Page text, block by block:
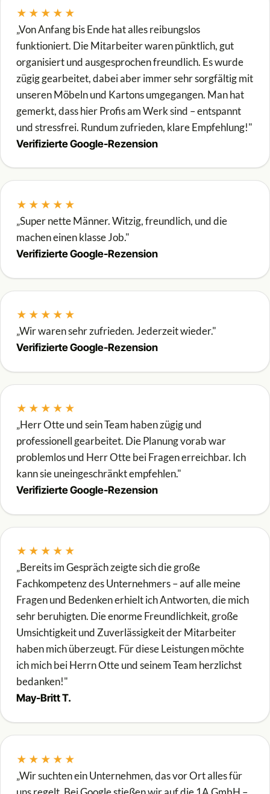
★★★★★
„Von Anfang bis Ende hat alles reibungslos
funktioniert. Die Mitarbeiter waren pünktlich, gut
organisiert und ausgesprochen freundlich. Es wurde
zügig gearbeitet, dabei aber immer sehr sorgfältig mit
unseren Möbeln und Kartons umgegangen. Man hat
gemerkt, dass hier Profis am Werk sind – entspannt
und stressfrei. Rundum zufrieden, klare Empfehlung!"
Verifizierte Google-Rezension
★★★★★
„Super nette Männer. Witzig, freundlich, und die
machen einen klasse Job."
Verifizierte Google-Rezension
★★★★★
„Wir waren sehr zufrieden. Jederzeit wieder."
Verifizierte Google-Rezension
★★★★★
„Herr Otte und sein Team haben zügig und
professionell gearbeitet. Die Planung vorab war
problemlos und Herr Otte bei Fragen erreichbar. Ich
kann sie uneingeschränkt empfehlen."
Verifizierte Google-Rezension
★★★★★
„Bereits im Gespräch zeigte sich die große
Fachkompetenz des Unternehmers – auf alle meine
Fragen und Bedenken erhielt ich Antworten, die mich
sehr beruhigten. Die enorme Freundlichkeit, große
Umsichtigkeit und Zuverlässigkeit der Mitarbeiter
haben mich überzeugt. Für diese Leistungen möchte
ich mich bei Herrn Otte und seinem Team herzlichst
bedanken!"
May-Britt T.
★★★★★
„Wir suchten ein Unternehmen, das vor Ort alles für